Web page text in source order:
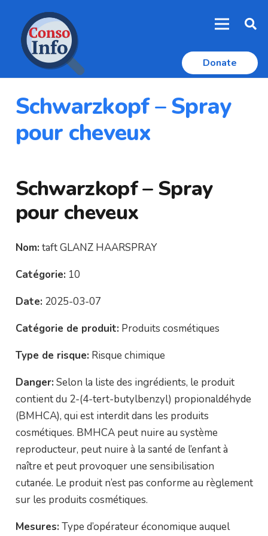
Donate
Schwarzkopf – Spray
pour cheveux
Schwarzkopf – Spray
pour cheveux
Nom: taft GLANZ HAARSPRAY
Catégorie: 10
Date: 2025-03-07
Catégorie de produit: Produits cosmétiques
Type de risque: Risque chimique
Danger: Selon la liste des ingrédients, le produit
contient du 2-(4-tert-butylbenzyl) propionaldéhyde
(BMHCA), qui est interdit dans les produits
cosmétiques. BMHCA peut nuire au système
reproducteur, peut nuire à la santé de l’enfant à
naître et peut provoquer une sensibilisation
cutanée. Le produit n’est pas conforme au règlement
sur les produits cosmétiques.
Mesures: Type d’opérateur économique auquel